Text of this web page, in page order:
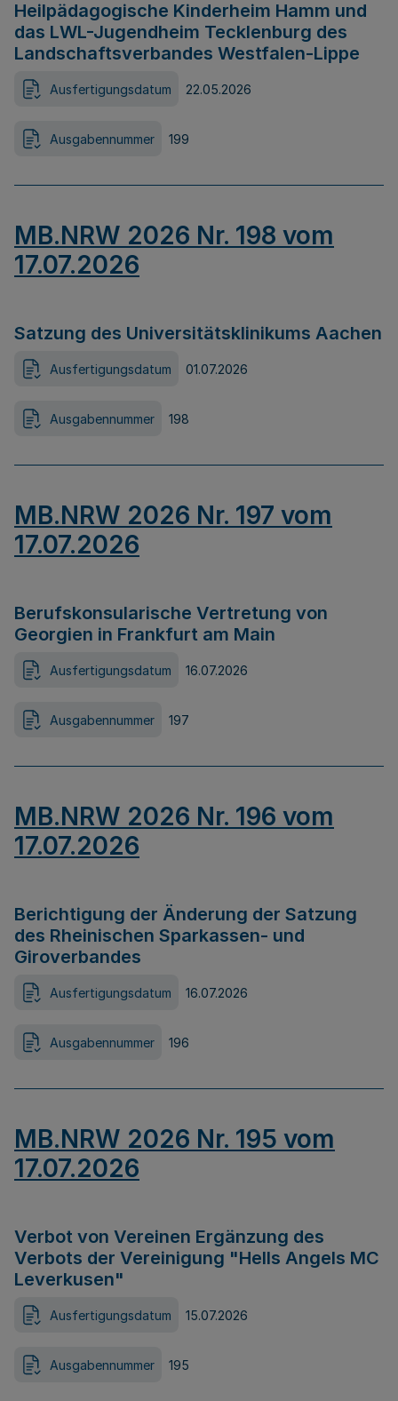
Heilpädagogische Kinderheim Hamm und
das LWL-Jugendheim Tecklenburg des
Landschaftsverbandes Westfalen-Lippe
Ausfertigungsdatum 22.05.2026
Ausgabennummer 199
MB.NRW 2026 Nr. 198 vom
17.07.2026
Satzung des Universitätsklinikums Aachen
Ausfertigungsdatum 01.07.2026
Ausgabennummer 198
MB.NRW 2026 Nr. 197 vom
17.07.2026
Berufskonsularische Vertretung von
Georgien in Frankfurt am Main
Ausfertigungsdatum 16.07.2026
Ausgabennummer 197
MB.NRW 2026 Nr. 196 vom
17.07.2026
Berichtigung der Änderung der Satzung
des Rheinischen Sparkassen- und
Giroverbandes
Ausfertigungsdatum 16.07.2026
Ausgabennummer 196
MB.NRW 2026 Nr. 195 vom
17.07.2026
Verbot von Vereinen Ergänzung des
Verbots der Vereinigung "Hells Angels MC
Leverkusen"
Ausfertigungsdatum 15.07.2026
Ausgabennummer 195